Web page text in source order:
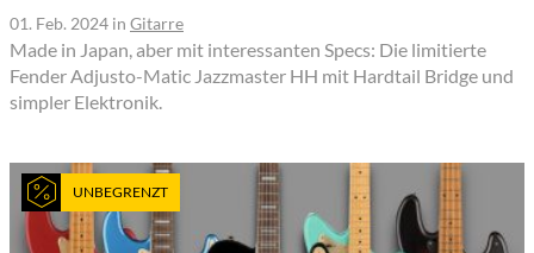
01. Feb. 2024 in Gitarre
Made in Japan, aber mit interessanten Specs: Die limitierte
Fender Adjusto-Matic Jazzmaster HH mit Hardtail Bridge und
simpler Elektronik.
UNBEGRENZT